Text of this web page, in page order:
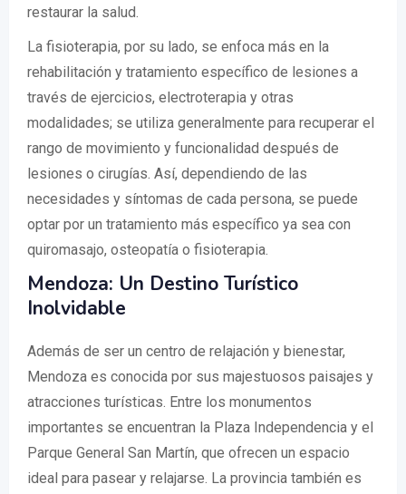
restaurar la salud.
La fisioterapia, por su lado, se enfoca más en la
rehabilitación y tratamiento específico de lesiones a
través de ejercicios, electroterapia y otras
modalidades; se utiliza generalmente para recuperar el
rango de movimiento y funcionalidad después de
lesiones o cirugías. Así, dependiendo de las
necesidades y síntomas de cada persona, se puede
optar por un tratamiento más específico ya sea con
quiromasajo, osteopatía o fisioterapia.
Mendoza: Un Destino Turístico
Inolvidable
Además de ser un centro de relajación y bienestar,
Mendoza es conocida por sus majestuosos paisajes y
atracciones turísticas. Entre los monumentos
importantes se encuentran la Plaza Independencia y el
Parque General San Martín, que ofrecen un espacio
ideal para pasear y relajarse. La provincia también es